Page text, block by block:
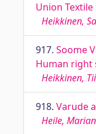
Union
Heikkinen,
917. Soome
Human right
Heikkinen,
918. Varude
Heile, Marian